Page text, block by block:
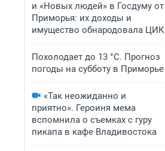
и «Новых людей» в Госдуму от
Приморья: их доходы и
имущество обнародовала ЦИК
Похолодает до 13 °C. Прогноз
погоды на субботу в Приморье
«Так неожиданно и
приятно». Героиня мема
вспомнила о съемках с гуру
пикапа в кафе Владивостока